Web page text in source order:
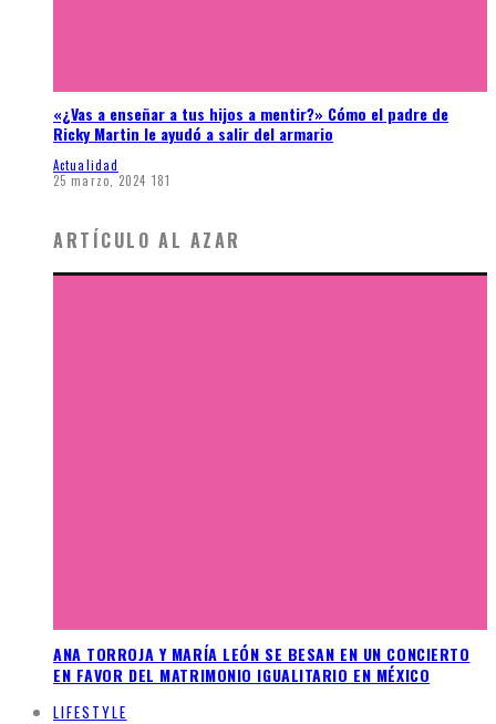
«¿Vas a enseñar a tus hijos a mentir?» Cómo el padre de
Ricky Martin le ayudó a salir del armario
Actualidad
25 marzo, 2024 181
ARTÍCULO AL AZAR
ANA TORROJA Y MARÍA LEÓN SE BESAN EN UN CONCIERTO
EN FAVOR DEL MATRIMONIO IGUALITARIO EN MÉXICO
LIFESTYLE